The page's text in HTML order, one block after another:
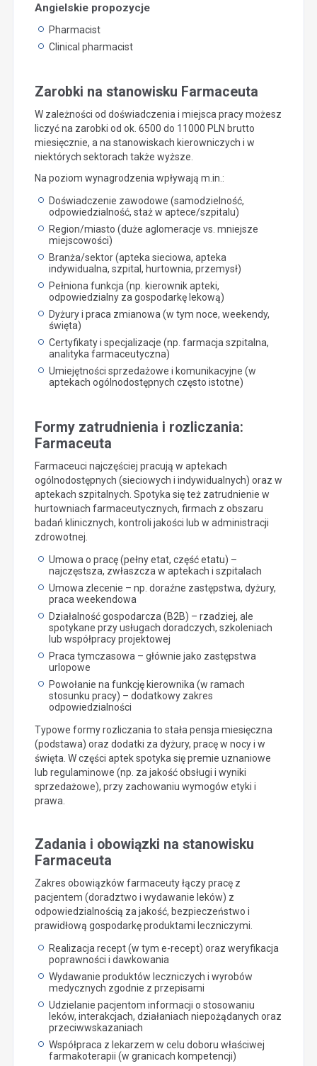
Angielskie propozycje
Pharmacist
Clinical pharmacist
Zarobki na stanowisku Farmaceuta
W zależności od doświadczenia i miejsca pracy możesz
liczyć na zarobki od ok. 6500 do 11000 PLN brutto
miesięcznie, a na stanowiskach kierowniczych i w
niektórych sektorach także wyższe.
Na poziom wynagrodzenia wpływają m.in.:
Doświadczenie zawodowe (samodzielność,
odpowiedzialność, staż w aptece/szpitalu)
Region/miasto (duże aglomeracje vs. mniejsze
miejscowości)
Branża/sektor (apteka sieciowa, apteka
indywidualna, szpital, hurtownia, przemysł)
Pełniona funkcja (np. kierownik apteki,
odpowiedzialny za gospodarkę lekową)
Dyżury i praca zmianowa (w tym noce, weekendy,
święta)
Certyfikaty i specjalizacje (np. farmacja szpitalna,
analityka farmaceutyczna)
Umiejętności sprzedażowe i komunikacyjne (w
aptekach ogólnodostępnych często istotne)
Formy zatrudnienia i rozliczania:
Farmaceuta
Farmaceuci najczęściej pracują w aptekach
ogólnodostępnych (sieciowych i indywidualnych) oraz w
aptekach szpitalnych. Spotyka się też zatrudnienie w
hurtowniach farmaceutycznych, firmach z obszaru
badań klinicznych, kontroli jakości lub w administracji
zdrowotnej.
Umowa o pracę (pełny etat, część etatu) –
najczęstsza, zwłaszcza w aptekach i szpitalach
Umowa zlecenie – np. doraźne zastępstwa, dyżury,
praca weekendowa
Działalność gospodarcza (B2B) – rzadziej, ale
spotykane przy usługach doradczych, szkoleniach
lub współpracy projektowej
Praca tymczasowa – głównie jako zastępstwa
urlopowe
Powołanie na funkcję kierownika (w ramach
stosunku pracy) – dodatkowy zakres
odpowiedzialności
Typowe formy rozliczania to stała pensja miesięczna
(podstawa) oraz dodatki za dyżury, pracę w nocy i w
święta. W części aptek spotyka się premie uznaniowe
lub regulaminowe (np. za jakość obsługi i wyniki
sprzedażowe), przy zachowaniu wymogów etyki i
prawa.
Zadania i obowiązki na stanowisku
Farmaceuta
Zakres obowiązków farmaceuty łączy pracę z
pacjentem (doradztwo i wydawanie leków) z
odpowiedzialnością za jakość, bezpieczeństwo i
prawidłową gospodarkę produktami leczniczymi.
Realizacja recept (w tym e-recept) oraz weryfikacja
poprawności i dawkowania
Wydawanie produktów leczniczych i wyrobów
medycznych zgodnie z przepisami
Udzielanie pacjentom informacji o stosowaniu
leków, interakcjach, działaniach niepożądanych oraz
przeciwwskazaniach
Współpraca z lekarzem w celu doboru właściwej
farmakoterapii (w granicach kompetencji)